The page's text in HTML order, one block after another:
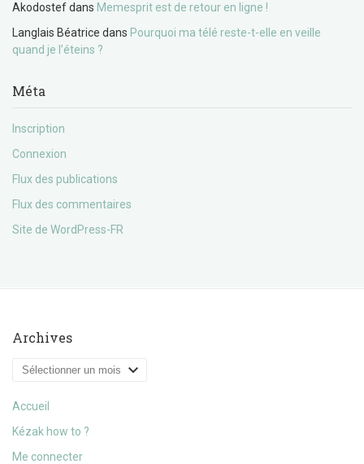
Akodostefdans Memesprit est de retour en ligne !
Langlais Béatrice dans Pourquoi ma télé reste-t-elle en veille
quand je l’éteins ?
Méta
Inscription
Connexion
Flux des publications
Flux des commentaires
Site de WordPress-FR
Archives
Archives
Accueil
Kézak how to ?
Me connecter